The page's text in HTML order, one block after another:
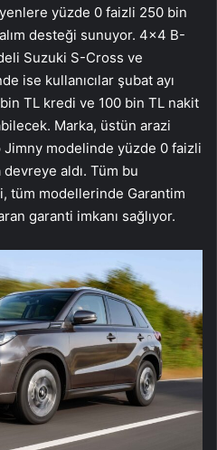
yüzde 0 faizli 250 bin
desteği sunuyor. 4×4 B-
Suzuki S-Cross ve
ise kullanıcılar şubat ayı
TL kredi ve 100 bin TL nakit
Marka, üstün arazi
modelinde yüzde 0 faizli
devreye aldı. Tüm bu
tüm modellerinde Garantim
garanti imkanı sağlıyor.